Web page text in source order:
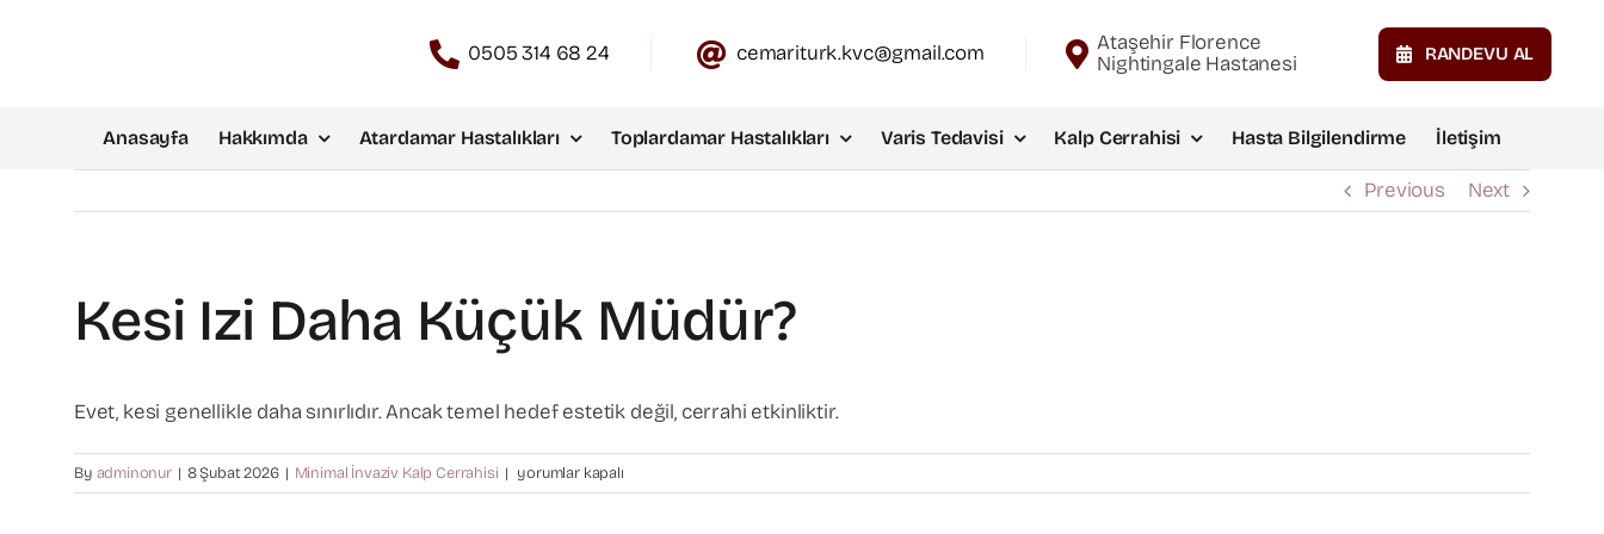
0505 314 68 24 cemariturk.kvc@gmail.com
Ataşehir Florence
Nightingale Hastanesi
RANDEVU AL
Anasayfa Hakkımda Atardamar Hastalıkları Toplardamar Hastalıkları Varis Tedavisi Kalp Cerrahisi Hasta Bilgilendirme İletişim
Previous Next
Kesi Izi Daha Küçük Müdür?
Evet, kesi genellikle daha sınırlıdır. Ancak temel hedef estetik değil, cerrahi etkinliktir.
By adminonur | 8 Şubat 2026 | Minimal İnvaziv Kalp Cerrahisi | Kesi
izi
yorumlar kapalı